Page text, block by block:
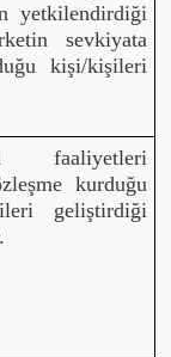
yetkilendirdiği
sevkiyata
kişi/kişileri
faaliyetleri
kurduğu
geliştirdiği